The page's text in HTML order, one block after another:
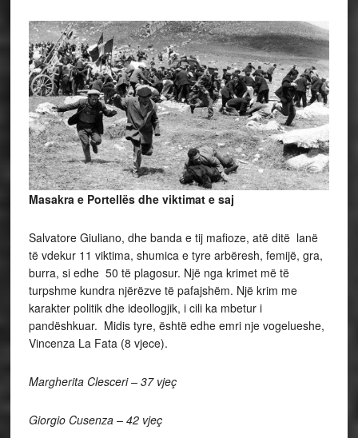
Masakra e Portellës dhe viktimat e saj
Salvatore Giuliano, dhe banda e tij mafioze, atë ditë lanë
të vdekur 11 viktima, shumica e tyre arbëresh, femijë, gra,
burra, si edhe 50 të plagosur. Një nga krimet më të
turpshme kundra njërëzve të pafajshëm. Një krim me
karakter politik dhe ideollogjik, i cili ka mbetur i
pandëshkuar. Midis tyre, është edhe emri nje vogelueshe,
Vincenza La Fata (8 vjece).
Margherita Clesceri – 37 vjeç
Giorgio Cusenza – 42 vjeç